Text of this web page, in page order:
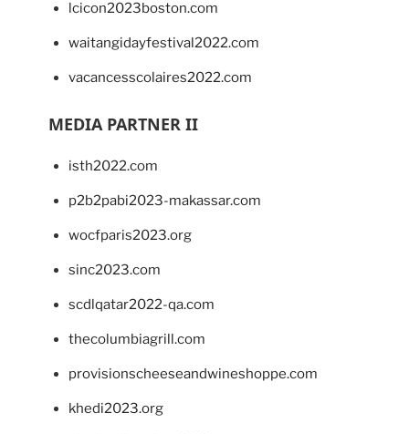
lcicon2023boston.com
waitangidayfestival2022.com
vacancesscolaires2022.com
MEDIA PARTNER II
isth2022.com
p2b2pabi2023-makassar.com
wocfparis2023.org
sinc2023.com
scdlqatar2022-qa.com
thecolumbiagrill.com
provisionscheeseandwineshoppe.com
khedi2023.org